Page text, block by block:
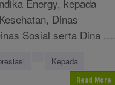
Energy, kepada
Dinas
Sosial serta Dina ....
Kepada
Read More